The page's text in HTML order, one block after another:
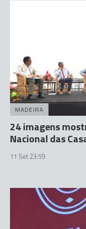
MADEIRA
24 imagens
Nacional das
11 Set 23:59